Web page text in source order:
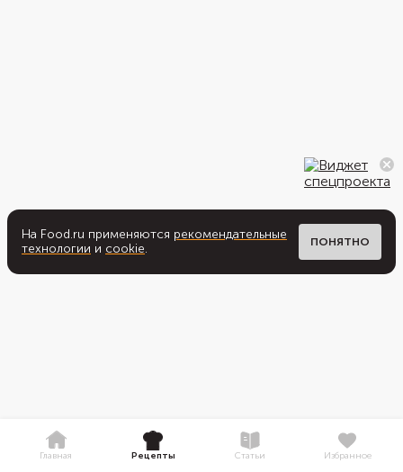
На Food.ru применяются рекомендательные
технологии и cookie. ПОНЯТНО
Главная Рецепты Статьи Избранное